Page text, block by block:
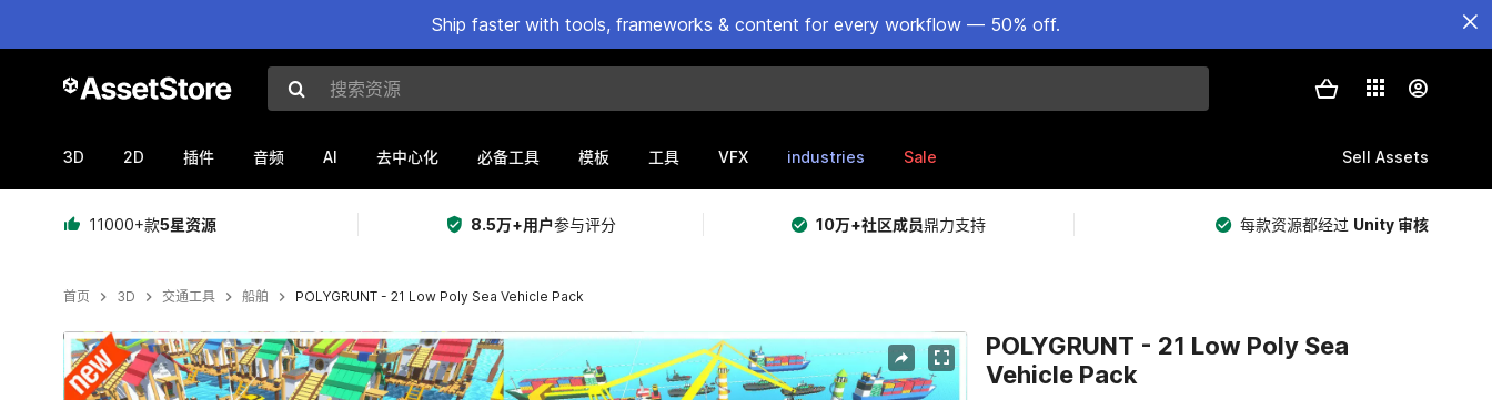
Ship faster with tools, frameworks & content for every workflow — 50% off.
搜索资源
3D 2D 插件 音频 AI 去中心化 必备工具 模板 工具 VFX industries Sale Sell Assets
11000+款5星资源 8.5万+用户参与评分 10万+社区成员鼎力支持 每款资源都经过 Unity 审核
首页 3D 交通工具 船舶 POLYGRUNT - 21 Low Poly Sea Vehicle Pack
当前幻灯片：1 / 24
POLYGRUNT - 21 Low Poly Sea
Vehicle Pack